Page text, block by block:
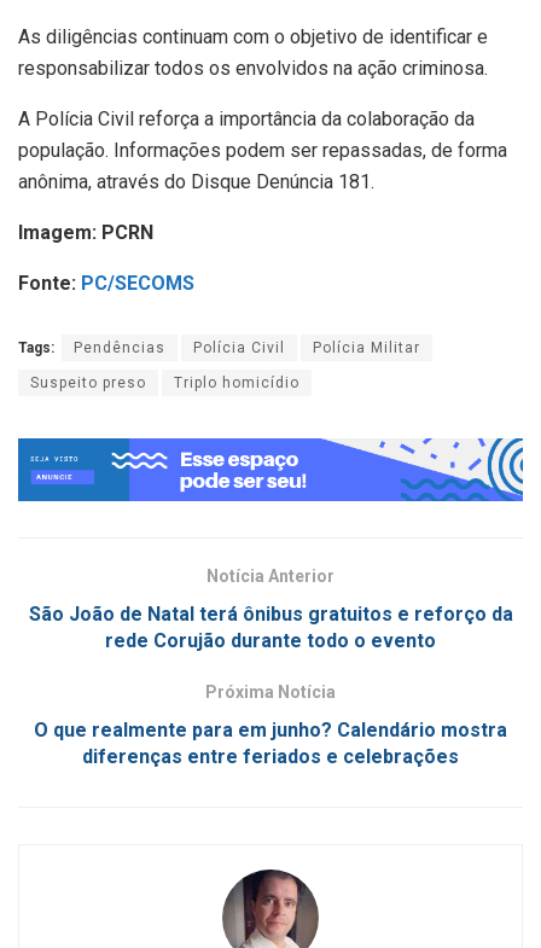
As diligências continuam com o objetivo de identificar e
responsabilizar todos os envolvidos na ação criminosa.
A Polícia Civil reforça a importância da colaboração da
população. Informações podem ser repassadas, de forma
anônima, através do Disque Denúncia 181.
Imagem: PCRN
Fonte: PC/SECOMS
Tags: Pendências Polícia Civil Polícia Militar
Suspeito preso Triplo homicídio
Notícia Anterior
São João de Natal terá ônibus gratuitos e reforço da
rede Corujão durante todo o evento
Próxima Notícia
O que realmente para em junho? Calendário mostra
diferenças entre feriados e celebrações